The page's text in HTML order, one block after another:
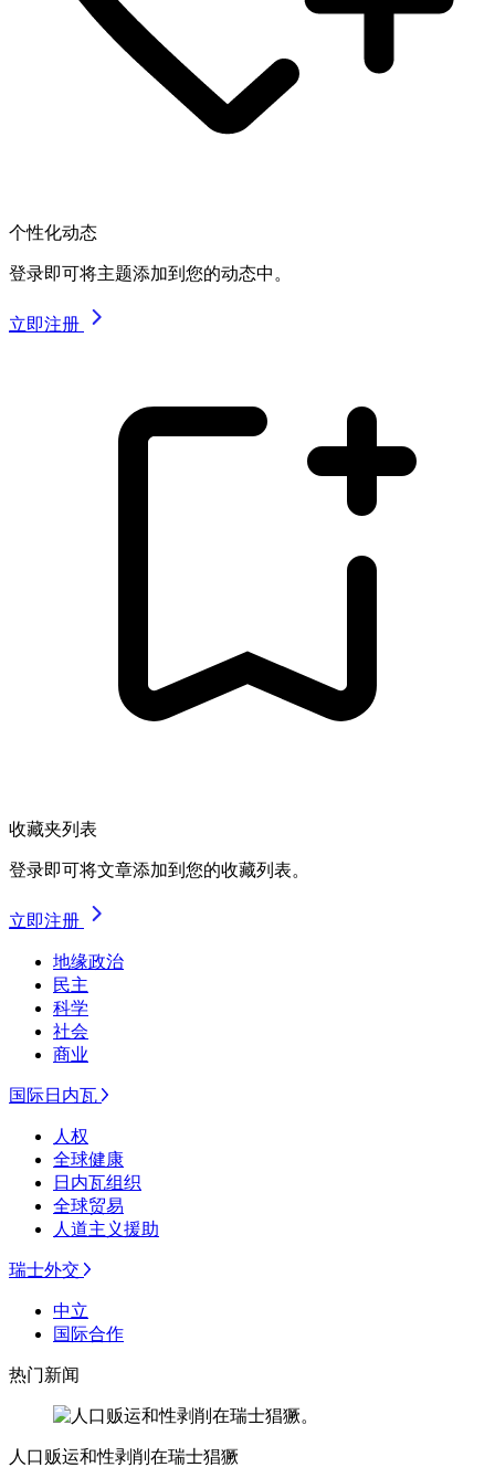
个性化动态
登录即可将主题添加到您的动态中。
立即注册
收藏夹列表
登录即可将文章添加到您的收藏列表。
立即注册
地缘政治
民主
科学
社会
商业
国际日内瓦
人权
全球健康
日内瓦组织
全球贸易
人道主义援助
瑞士外交
中立
国际合作
热门新闻
人口贩运和性剥削在瑞士猖獗